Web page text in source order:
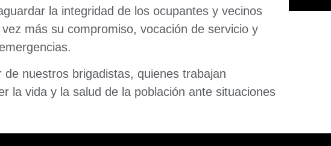
la integridad de los ocupantes y vecinos
más su compromiso, vocación de servicio y
nuestros brigadistas, quienes trabajan
la vida y la salud de la población ante situaciones